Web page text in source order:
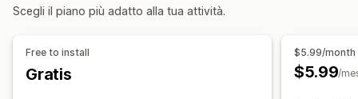
Scegli il piano più adatto alla tua attività.
Free to install
Gratis
$5.99/month
$5.99/